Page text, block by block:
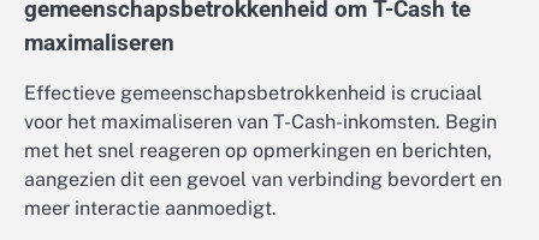
gemeenschapsbetrokkenheid om T-Cash te
maximaliseren
Effectieve gemeenschapsbetrokkenheid is cruciaal
voor het maximaliseren van T-Cash-inkomsten. Begin
met het snel reageren op opmerkingen en berichten,
aangezien dit een gevoel van verbinding bevordert en
meer interactie aanmoedigt.